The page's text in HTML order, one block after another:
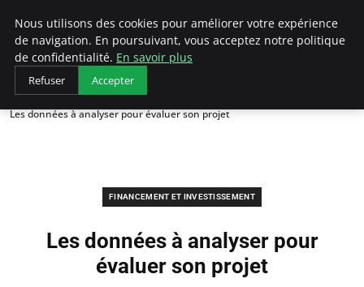
LECFCM
Accueil
Financement et investissement
Les données à analyser pour évaluer son projet
FINANCEMENT ET INVESTISSEMENT
Les données à analyser pour
évaluer son projet
Nous utilisons des cookies pour améliorer votre expérience
de navigation. En poursuivant, vous acceptez notre politique
de confidentialité. En savoir plus
Refuser Accepter